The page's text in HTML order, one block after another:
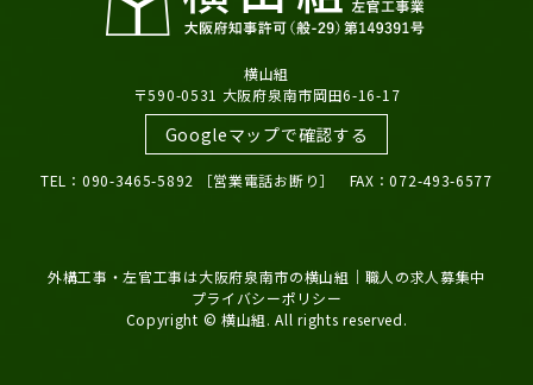
横山組
〒590-0531 大阪府泉南市岡田6-16-17
Googleマップで確認する
TEL：090-3465-5892 ［営業電話お断り］ FAX：072-493-6577
外構工事・左官工事は大阪府泉南市の横山組｜職人の求人募集中
プライバシーポリシー
Copyright © 横山組. All rights reserved.